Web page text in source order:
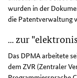
wurden in der
die Patentverwaltung
... zur
Das DPMA arbeitete
dem ZVR (Zentraler